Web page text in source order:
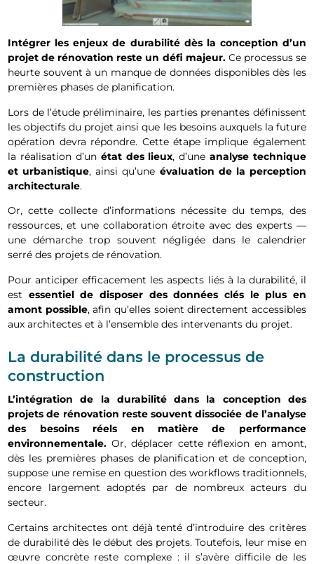
Intégrer les enjeux de durabilité dès la conception d’un
projet de rénovation reste un défi majeur.Ce processus se
heurte souvent à un manque de données disponibles dès les
premières phases de planification.
Lors de l’étude préliminaire, les parties prenantes définissent
les objectifs du projet ainsi que les besoins auxquels la future
opération devra répondre. Cette étape implique également
la réalisation d’un état des lieux, d’une analyse technique
et urbanistique, ainsi qu’une évaluation de la perception
architecturale.
Or, cette collecte d’informations nécessite du temps, des
ressources, et une collaboration étroite avec des experts —
une démarche trop souvent négligée dans le calendrier
serré des projets de rénovation.
Pour anticiper efficacement les aspects liés à la durabilité, il
est essentiel de disposer des données clés le plus en
amont possible, afin qu’elles soient directement accessibles
aux architectes et à l’ensemble des intervenants du projet.
La durabilité dans le processus de
construction
L’intégration de la durabilité dans la conception des
projets de rénovation reste souvent dissociée de l’analyse
des besoins réels en matière de performance
environnementale. Or, déplacer cette réflexion en amont,
dès les premières phases de planification et de conception,
suppose une remise en question des workflows traditionnels,
encore largement adoptés par de nombreux acteurs du
secteur.
Certains architectes ont déjà tenté d’introduire des critères
de durabilité dès le début des projets. Toutefois, leur mise en
œuvre concrète reste complexe : il s’avère difficile de les